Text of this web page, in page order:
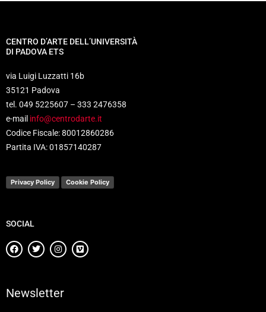
CENTRO D’ARTE DELL’UNIVERSITÀ
DI PADOVA ETS
via Luigi Luzzatti 16b
35121 Padova
tel. 049 5225607 – 333 2476358
e-mail info@centrodarte.it
Codice Fiscale: 80012860286
Partita IVA: 01857140287
Privacy Policy Cookie Policy
SOCIAL
Newsletter